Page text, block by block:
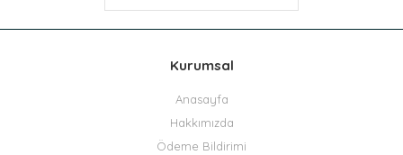
Kurumsal
Anasayfa
Hakkımızda
Ödeme Bildirimi